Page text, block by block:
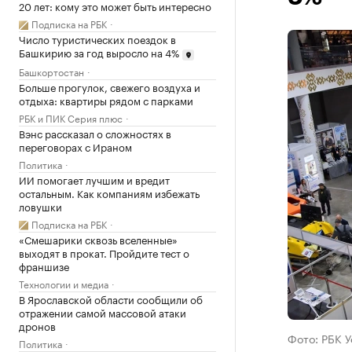
20 лет: кому это может быть интересно
Подписка на РБК
Число туристических поездок в
Башкирию за год выросло на 4%
Башкортостан
Больше прогулок, свежего воздуха и
отдыха: квартиры рядом с парками
РБК и ПИК Серия плюс
Вэнс рассказал о сложностях в
переговорах с Ираном
Политика
ИИ помогает лучшим и вредит
остальным. Как компаниям избежать
ловушки
Подписка на РБК
«Смешарики сквозь вселенные»
выходят в прокат. Пройдите тест о
франшизе
Технологии и медиа
В Ярославской области сообщили об
отражении самой массовой атаки
дронов
Политика Фото: РБК